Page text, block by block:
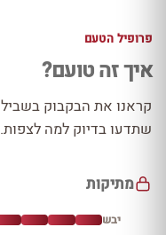
פרופיל הטעם
איך זה טועם?
קראנו את הבקבוק
שתדעו בדיוק למה לצפות.
מתיקות
יבש